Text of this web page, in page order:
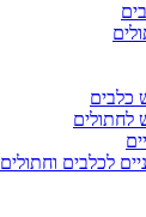
כלבים
לחתולים
לכלבים וחתולים